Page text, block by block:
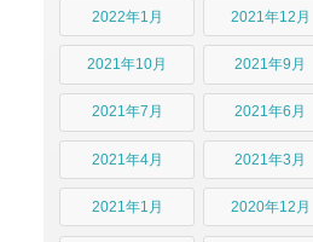
2022年1月 2021年12月
2021年10月 2021年9月
2021年7月 2021年6月
2021年4月 2021年3月
2021年1月 2020年12月